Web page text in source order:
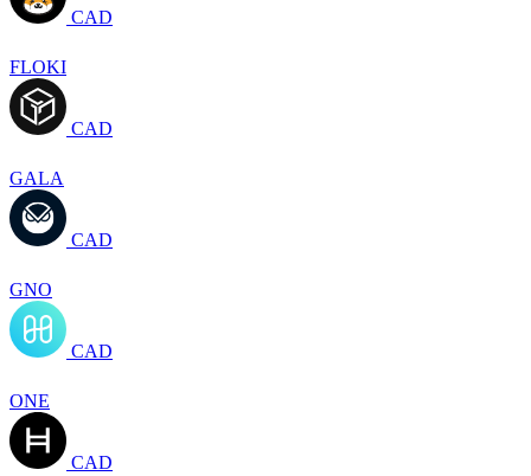
CAD
FLOKI
CAD
GALA
CAD
GNO
CAD
ONE
CAD